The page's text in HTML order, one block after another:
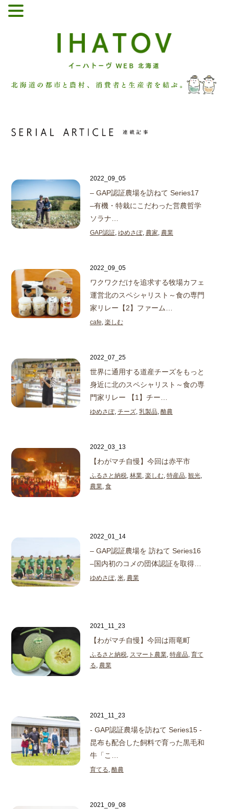
2022_09_05
– GAP認証農場を訪ねて Series17
–有機・特栽にこだわった営農哲学
ソラナ…
GAP認証, ゆめさぽ, 農家 農業
2022_09_05
ワクワクだけを追求する牧場カフェ
運営北のスペシャリスト～食の専門
家リレー【2】ファーム…
cafe 楽しむ
2022_07_25
世界に通用する道産チーズをもっと
身近に北のスペシャリスト～食の専
門家リレー 【1】チー…
ゆめさぽ, チーズ, 乳製品 酪農
2022_03_13
【わがマチ自慢】今回は赤平市
ふるさと納税 林業, 楽しむ, 特産品 観光,
農業, 食
2022_01_14
– GAP認証農場を 訪ねて Series16
–国内初のコメの団体認証を取得…
ゆめさぽ, 米, 農業
2021_11_23
【わがマチ自慢】今回は雨竜町
ふるさと納税 スマート農業, 特産品 育て
る 農業
2021_11_23
- GAP認証農場を訪ねて Series15 -
昆布も配合した飼料で育った黒毛和
牛「こ…
育てる 酪農
2021_09_08